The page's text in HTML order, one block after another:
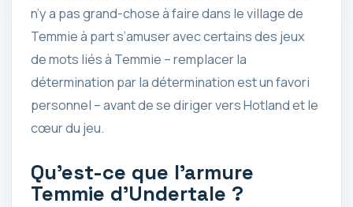
n’y a pas grand-chose à faire dans le village de
Temmie à part s’amuser avec certains des jeux
de mots liés à Temmie – remplacer la
détermination par la détermination est un favori
personnel – avant de se diriger vers Hotland et le
cœur du jeu.
Qu’est-ce que l’armure
Temmie d’Undertale ?